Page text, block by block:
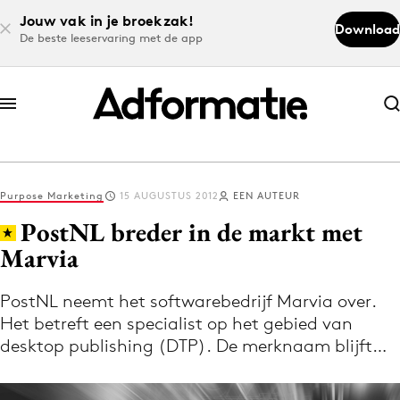
Jouw vak in je broekzak!
De beste leeservaring met de app
Download
Abonneer nu
Abonneer nu
Log in
Volg het laatste nieuws via de Adformatie
Nieuws app
Purpose Marketing 15 AUGUSTUS 2012 EEN AUTEUR
PostNL breder in de markt met
Marvia
PostNL neemt het softwarebedrijf Marvia over.
Het betreft een specialist op het gebied van
desktop publishing (DTP). De merknaam blijft…